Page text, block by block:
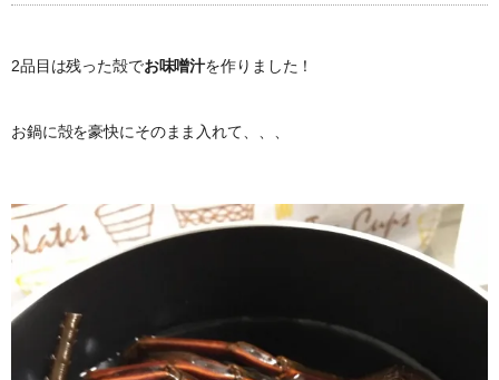
2品目は残った殻でお味噌汁を作りました！
お鍋に殻を豪快にそのまま入れて、、、